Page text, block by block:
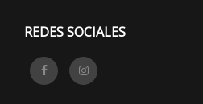
REDES SOCIALES